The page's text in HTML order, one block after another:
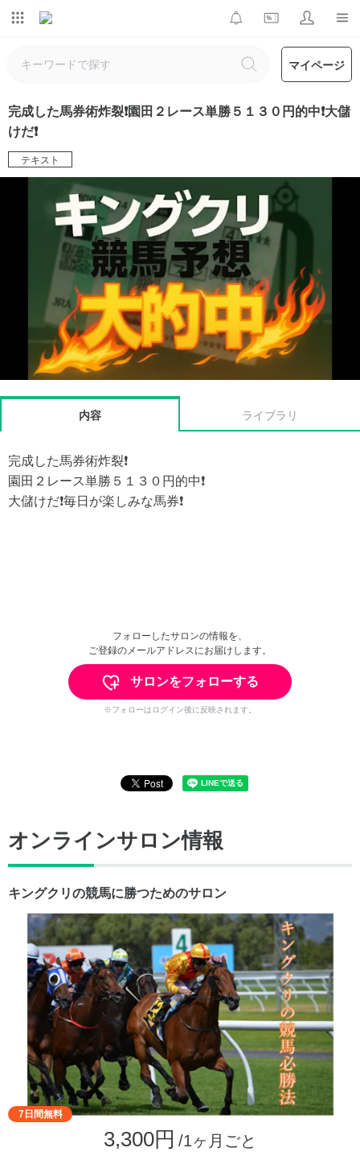
マイページ
完成した馬券術炸裂❗️園田２レース単勝５１３０円的中❗️大儲
けだ❗️
テキスト
内容 ライブラリ
完成した馬券術炸裂❗️
園田２レース単勝５１３０円的中❗️
大儲けだ❗️毎日が楽しみな馬券❗️
フォローしたサロンの情報を、
ご登録のメールアドレスにお届けします。
サロンをフォローする
※フォローはログイン後に反映されます。
オンラインサロン情報
キングクリの競馬に勝つためのサロン
7日間無料
3,300円 /1ヶ月ごと